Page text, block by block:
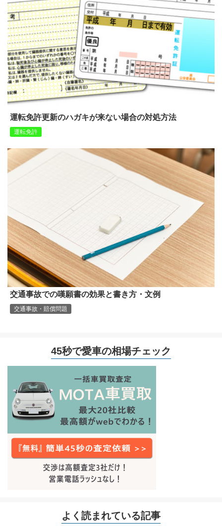
運転免許更新のハガキが来ない場合の対処方法
運転免許
交通事故での嘆願書の効果と書き方・文例
交通事故・賠償問題
45秒で愛車の相場チェック
よく読まれている記事